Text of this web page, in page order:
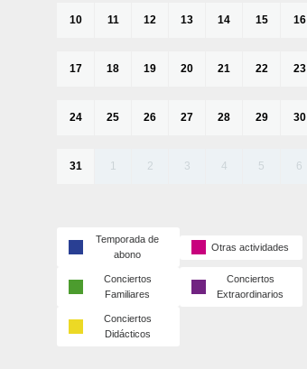
10 11 12 13 14 15 16
17 18 19 20 21 22 23
24 25 26 27 28 29 30
31 1 2 3 4 5 6
Temporada de
abono
Otras actividades
Conciertos
Familiares
Conciertos
Extraordinarios
Conciertos
Didácticos